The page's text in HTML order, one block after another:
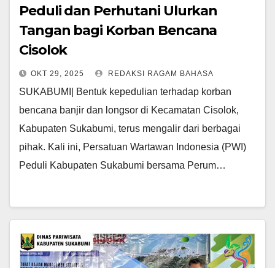
Peduli dan Perhutani Ulurkan
Tangan bagi Korban Bencana
Cisolok
OKT 29, 2025 REDAKSI RAGAM BAHASA
SUKABUMI| Bentuk kepedulian terhadap korban
bencana banjir dan longsor di Kecamatan Cisolok,
Kabupaten Sukabumi, terus mengalir dari berbagai
pihak. Kali ini, Persatuan Wartawan Indonesia (PWI)
Peduli Kabupaten Sukabumi bersama Perum…